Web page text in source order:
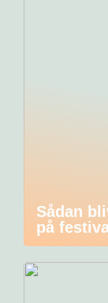
Sådan
på